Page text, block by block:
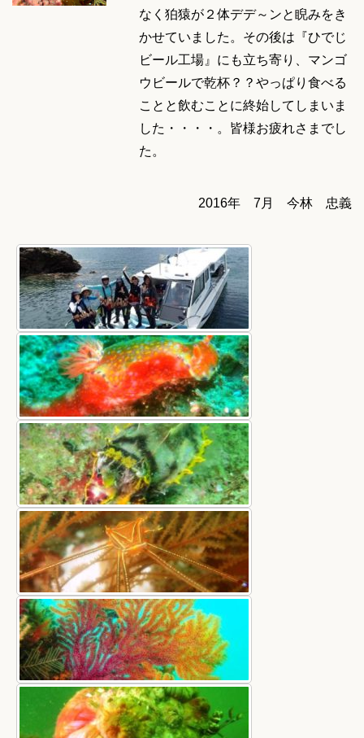
なく狛猿が２体デデ～ンと睨みをき
かせていました。その後は『ひでじ
ビール工場』にも立ち寄り、マンゴ
ウビールで乾杯？？やっぱり食べる
ことと飲むことに終始してしまいま
した・・・・。皆様お疲れさまでし
た。
2016年 7月 今林 忠義